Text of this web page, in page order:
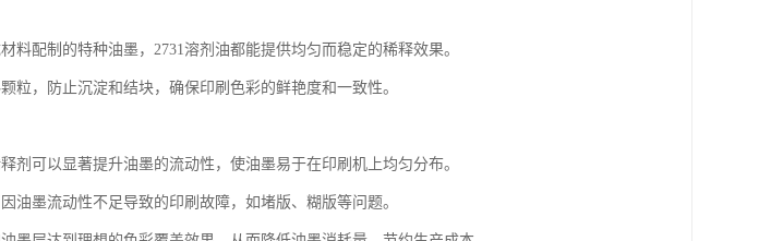
料配制的特种油墨，2731溶剂油都能提供均匀而稳定的稀释效果。
粒，防止沉淀和结块，确保印刷色彩的鲜艳度和一致性。
剂可以显著提升油墨的流动性，使油墨易于在印刷机上均匀分布。
油墨流动性不足导致的印刷故障，如堵版、糊版等问题。